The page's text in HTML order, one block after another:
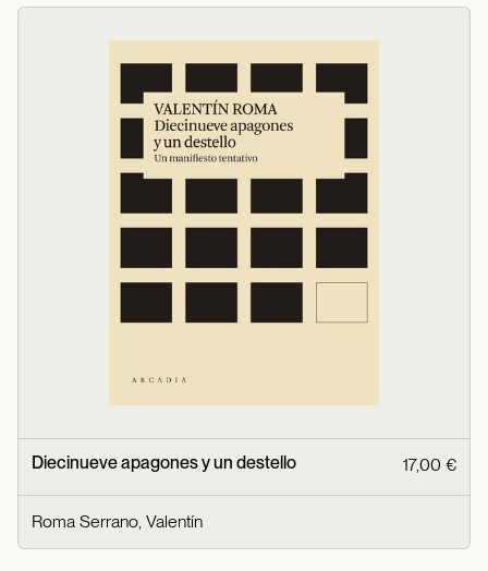
Diecinueve apagones y un destello 17,00 €
Roma Serrano, Valentín